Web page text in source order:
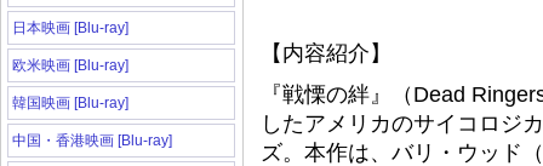
日本映画 [Blu-ray]
欧米映画 [Blu-ray]
韓国映画 [Blu-ray]
中国・香港映画 [Blu-ray]
【内容紹介】
『戦慄の絆』（Dead
したアメリカのサイコロジ
ズ。本作は、バリ・ウッド